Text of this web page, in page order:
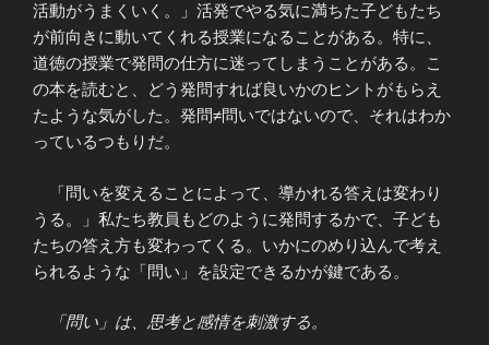
活動がうまくいく。」活発でやる気に満ちた子どもたち
が前向きに動いてくれる授業になることがある。特に、
道徳の授業で発問の仕方に迷ってしまうことがある。こ
の本を読むと、どう発問すれば良いかのヒントがもらえ
たような気がした。発問≠問いではないので、それはわか
っているつもりだ。
「問いを変えることによって、導かれる答えは変わり
うる。」私たち教員もどのように発問するかで、子ども
たちの答え方も変わってくる。いかにのめり込んで考え
られるような「問い」を設定できるかが鍵である。
「問い」は、思考と感情を刺激する。